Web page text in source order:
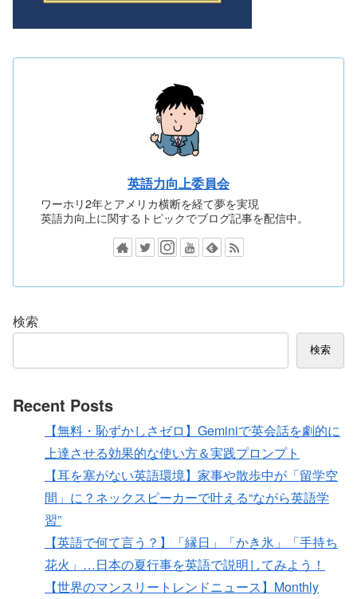
英語力向上委員会
ワーホリ2年とアメリカ横断を経て夢を実現
英語力向上に関するトピックでブログ記事を配信中。
検索
検索
Recent Posts
【無料・恥ずかしさゼロ】Geminiで英会話を劇的に
上達させる効果的な使い方＆実践プロンプト
【耳を塞がない英語環境】家事や散歩中が「留学空
間」に？ネックスピーカーで叶える“ながら英語学
習”
【英語で何て言う？】「縁日」「かき氷」「手持ち
花火」…日本の夏行事を英語で説明してみよう！
【世界のマンスリートレンドニュース】Monthly